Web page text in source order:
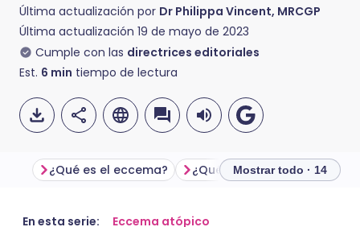
Última actualización por Dr Philippa Vincent, MRCGP
Última actualización 19 de mayo de 2023
Cumple con las directrices editoriales
Est. 6 min tiempo de lectura
Compartir por correo
🇬🇧 English
¿Qué es el eccema? Mostrar todo · 14
En esta serie:
Eccema atópico